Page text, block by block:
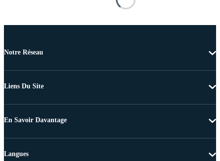
Notre Réseau
Liens Du Site
En Savoir Davantage
Langues